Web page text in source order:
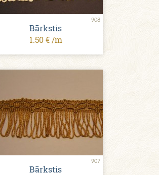
908
Bārkstis
1.50 € /m
907
Bārkstis